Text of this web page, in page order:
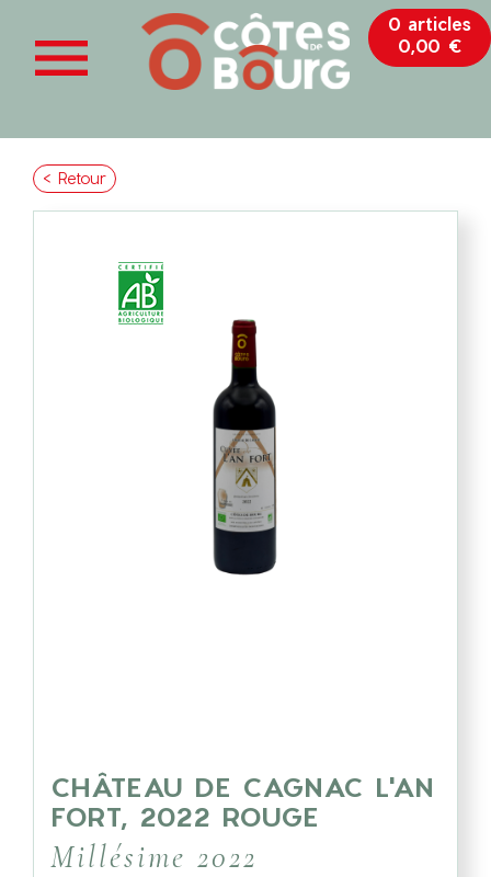

0 articles
0,00 €
< Retour
CHÂTEAU DE CAGNAC L'AN
FORT, 2022 ROUGE
Millésime 2022